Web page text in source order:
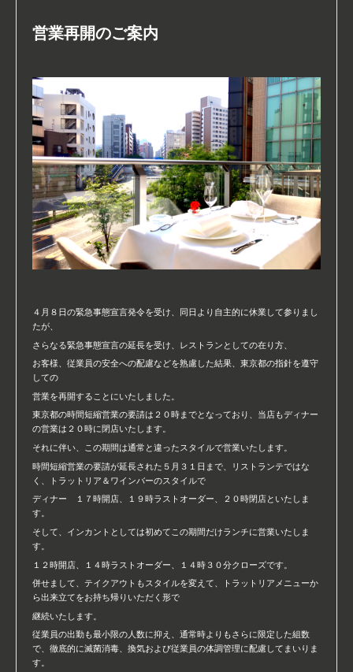
営業再開のご案内
４月８日の緊急事態宣言発令を受け、同日より自主的に休業して参りまし
たが、
さらなる緊急事態宣言の延長を受け、レストランとしての在り方、
お客様、従業員の安全への配慮などを熟慮した結果、東京都の指針を遵守
しての
営業を再開することにいたしました。
東京都の時間短縮営業の要請は２０時までとなっており、当店もディナー
の営業は２０時に閉店いたします。
それに伴い、この期間は通常と違ったスタイルで営業いたします。
時間短縮営業の要請が延長された５月３１日まで、リストランテではな
く、トラットリア＆ワインバーのスタイルで
ディナー １７時開店、１９時ラストオーダー、２０時閉店といたしま
す。
そして、インカントとしては初めてこの期間だけランチに営業いたしま
す。
１２時開店、１４時ラストオーダー、１４時３０分クローズです。
併せまして、テイクアウトもスタイルを変えて、トラットリアメニューか
ら出来立てをお持ち帰りいただく形で
継続いたします。
従業員の出勤も最小限の人数に抑え、通常時よりもさらに限定した組数
で、徹底的に滅菌消毒、換気および従業員の体調管理に配慮してまいりま
す。